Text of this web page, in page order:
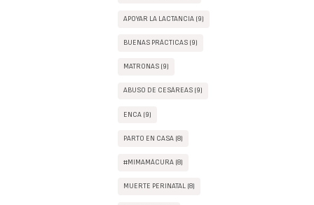
APOYAR LA LACTANCIA (9)
BUENAS PRÁCTICAS (9)
MATRONAS (9)
ABUSO DE CESÁREAS (9)
ENCA (9)
PARTO EN CASA (8)
#MIMAMÁCURA (8)
MUERTE PERINATAL (8)